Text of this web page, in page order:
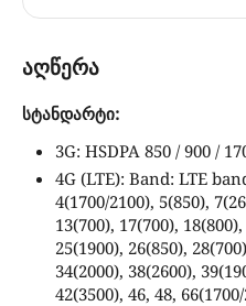
აღწერა
სტანდარტი:
3G: HSDPA 850 / 900 /
4G (LTE): Band: LTE
4(1700/2100), 5(850),
13(700), 17(700),
25(1900), 26(850),
34(2000), 38(2600),
42(3500), 46, 48,